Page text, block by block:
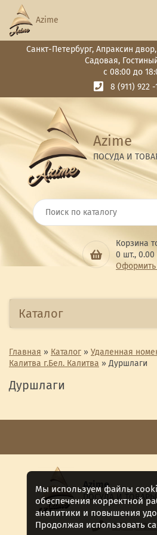
Санкт-Петербург, Апраксин
Садовая,
с 08:00 до
8 (911) 922 -
Azime
ПОСУДА И
Корзина
0 шт., 0.00
Оформить
Azime
Каталог
Главная » Каталог » Удаленная
Калитва г.Бел. Калитва »Дуршлаги
Дуршлаги
Azime
ПОСУДА И
8 (911) 922
Мы используем файлы
обеспечения корректной
аналитики и повышения
Продолжая использовать